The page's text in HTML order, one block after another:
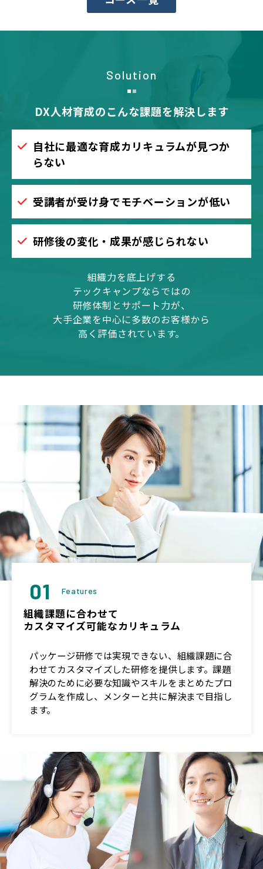
Solution
DX人材育成のこんな課題を解決します
自社に最適な育成カリキュラムが見つか
らない
受講者が受け身でモチベーションが低い
研修後の変化・成果が感じられない
組織力を底上げする
テックキャンプならではの
研修体制とサポート力が、
大手企業を中心に多数のお客様から
高く評価されています。
01 Features
組織課題に合わせて
カスタマイズ可能なカリキュラム
パッケージ研修では実現できない、組織課題に合
わせてカスタマイズした研修を提供します。課題
解決のために必要な知識やスキルをまとめたプロ
グラムを作成し、メンターと共に解決まで目指し
ます。